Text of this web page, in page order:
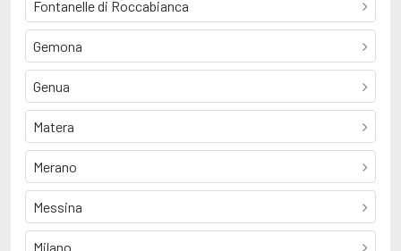
Fontanelle di Roccabianca
Gemona
Genua
Matera
Merano
Messina
Milano